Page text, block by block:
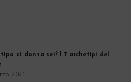
tipo di donna sei? I 7 archetipi del
2021